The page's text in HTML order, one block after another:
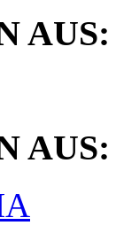
AUS:
AUS: